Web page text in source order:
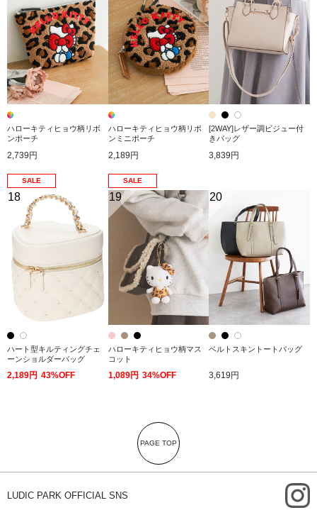
ハローキティヒョウ柄リボ
ンポーチ
2,739円
ハローキティヒョウ柄リボ
ンミニポーチ
2,189円
[2WAY]レザー調ビジュー付
きバッグ
3,839円
SALE
18
ハート型キルティングチェ
ーンショルダーバッグ
2,189円 43%OFF
SALE
19
ハローキティヒョウ柄マス
コット
1,089円 34%OFF
20
ベルトスキントートバッグ
3,619円
PAGE TOP
LUDIC PARK OFFICIAL SNS